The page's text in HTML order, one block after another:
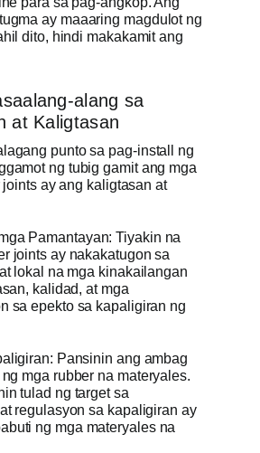
ay maaaring magdulot ng
dito, hindi makakamit ang
alang sa
at Kaligtasan
punto sa pag-install ng
ng tubig gamit ang mga
ay ang kaligtasan at
Pamantayan: Tiyakin na
joints ay nakakatugon sa
lokal na mga kinakailangan
kalidad, at mga
sa epekto sa kapaligiran ng
Pansinin ang ambag
mga rubber na materyales.
tulad ng target sa
regulasyon sa kapaligiran ay
ng mga materyales na